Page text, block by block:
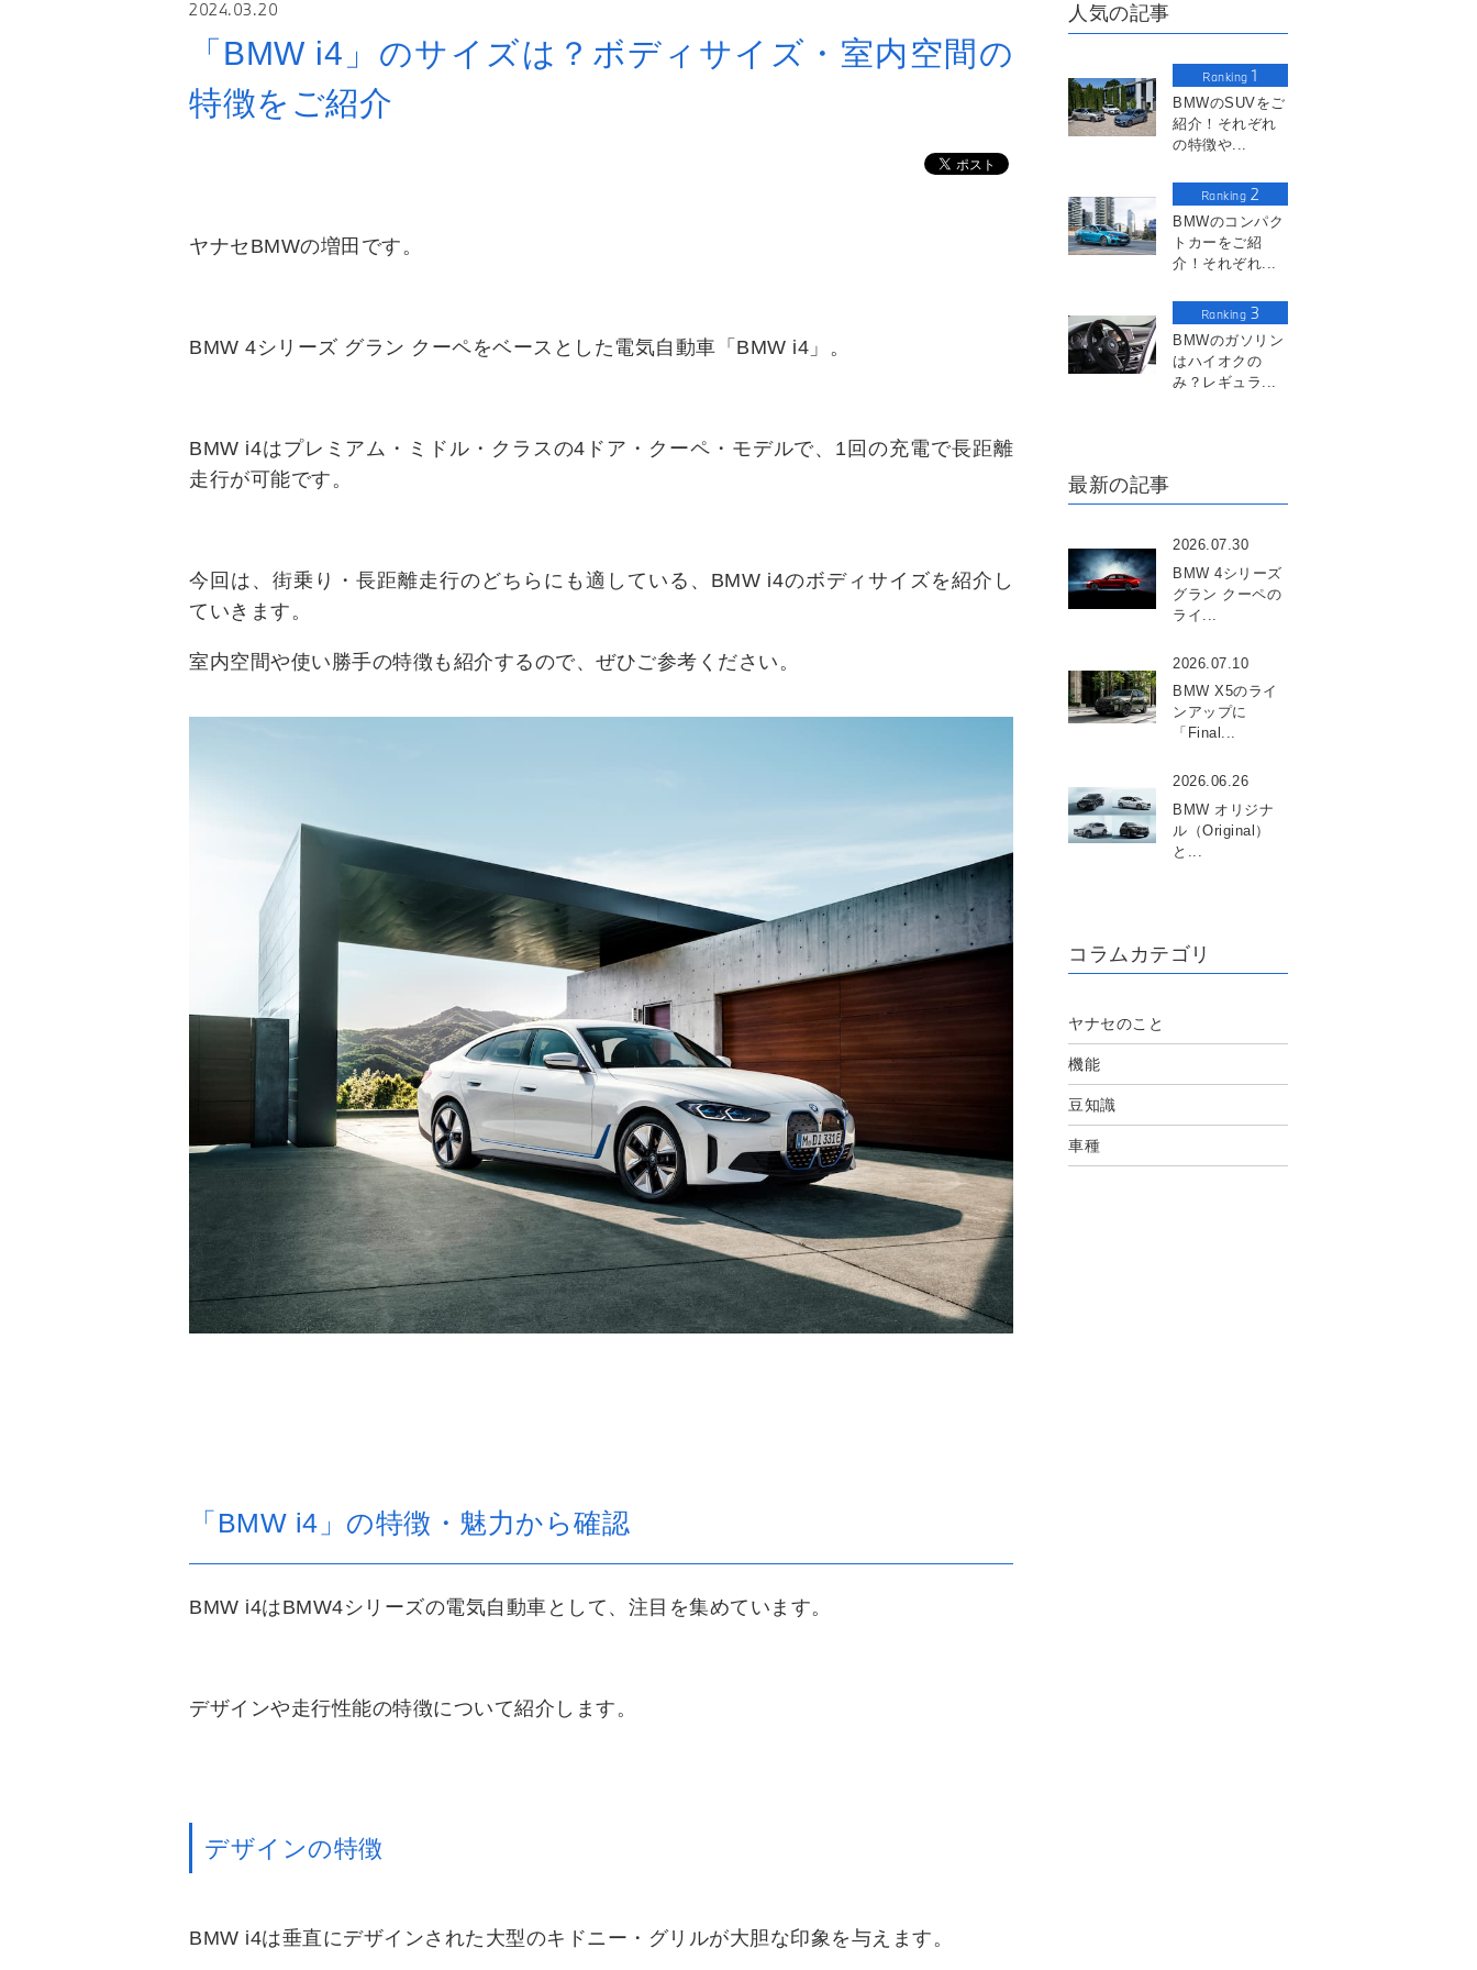
2024.03.20
「BMW i4」のサイズは？ボディサイズ・室内空間の
特徴をご紹介
ヤナセBMWの増田です。
BMW 4シリーズ グラン クーペをベースとした電気自動車「BMW i4」。
BMW i4はプレミアム・ミドル・クラスの4ドア・クーペ・モデルで、1回の充電で長距離
走行が可能です。
今回は、街乗り・長距離走行のどちらにも適している、BMW i4のボディサイズを紹介し
ていきます。
室内空間や使い勝手の特徴も紹介するので、ぜひご参考ください。
「BMW i4」の特徴・魅力から確認
BMW i4はBMW4シリーズの電気自動車として、注目を集めています。
デザインや走行性能の特徴について紹介します。
デザインの特徴
BMW i4は垂直にデザインされた大型のキドニー・グリルが大胆な印象を与えます。
人気の記事
Ranking1
BMWのSUVをご
紹介！それぞれ
の特徴や...
Ranking 2
BMWのコンパク
トカーをご紹
介！それぞれ...
Ranking 3
BMWのガソリン
はハイオクの
み？レギュラ...
最新の記事
2026.07.30
BMW 4シリーズ
グラン クーペの
ライ...
2026.07.10
BMW X5のライ
ンアップに
「Final...
2026.06.26
BMW オリジナ
ル（Original）
と...
コラムカテゴリ
ヤナセのこと
機能
豆知識
車種